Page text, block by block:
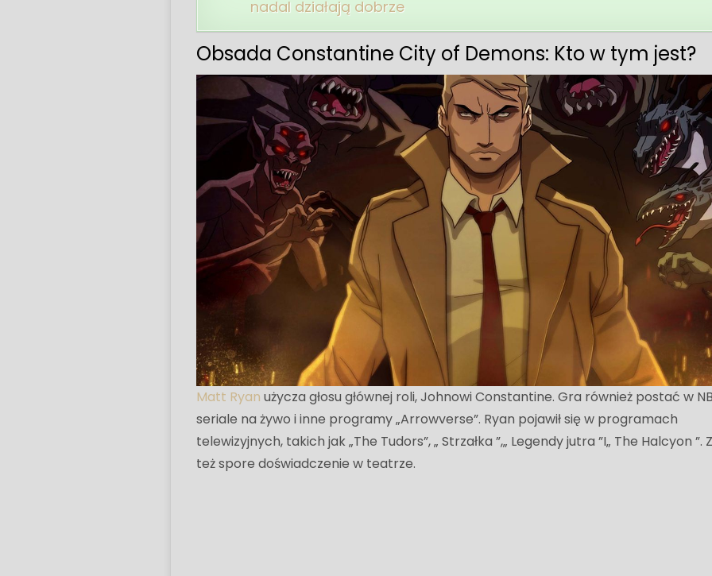
nadal działają dobrze
Obsada Constantine City of Demons: Kto w tym jest?
Matt Ryan użycza głosu głównej roli, Johnowi Constantine. Gra również postać w
seriale na żywo i inne programy „Arrowverse”. Ryan pojawił się w programach
telewizyjnych, takich jak „The Tudors”, „ Strzałka ”,„ Legendy jutra ”I„ The Halcyon ”.
też spore doświadczenie w teatrze.